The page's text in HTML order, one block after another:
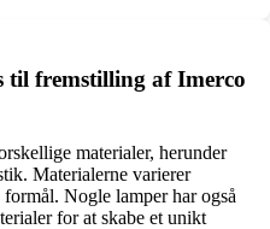
til fremstilling af Imerco
materialer, herunder
Materialerne varierer
Nogle lamper har også
for at skabe et unikt